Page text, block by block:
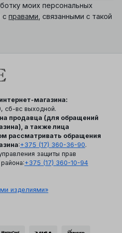
моих персональных
с правами , связанными с такой
магазина:
сб-вс выходной.
продавца (для обращений
а также лица
рассматривать обращения
:+375 (17) 360-36-90.
защиты прав
+375 (17) 360-10-94
изделиями»